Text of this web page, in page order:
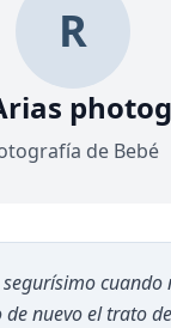
R
de Bebé
cuando
nuevo el trato